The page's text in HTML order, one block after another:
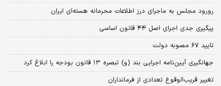
رورود مجلس به ماجرای درز اطلاعات محرمانه هسته‌ای ایران
پیگیری جدی اجرای اصل ۴۴ قانون اساسی
تایید ۶۷ مصوبه دولت
جهانگیری آیین‌نامه اجرایی بند (و) تبصره ۱۳ قانون بودجه را ابلاغ کرد
تغییر قریب‌الوقوع تعدادی از فرمانداران